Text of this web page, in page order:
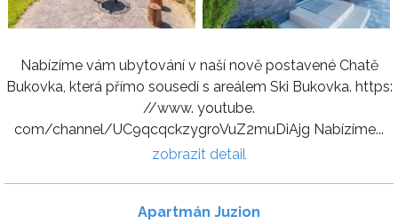
Nabízíme vám ubytování v naší nově postavené Chatě
Bukovka, která přímo sousedí s areálem Ski Bukovka. https:
//www. youtube.
com/channel/UC9qcqckzygroVuZ2muDiAjg Nabízíme...
zobrazit detail
Apartmán Juzion